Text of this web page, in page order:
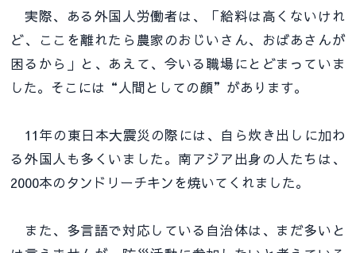
実際、ある外国人労働者は、「給料は高くないけれ
ど、ここを離れたら農家のおじいさん、おばあさんが
困るから」と、あえて、今いる職場にとどまっていま
した。そこには“人間としての顔”があります。
11年の東日本大震災の際には、自ら炊き出しに加わ
る外国人も多くいました。南アジア出身の人たちは、
2000本のタンドリーチキンを焼いてくれました。
また、多言語で対応している自治体は、まだ多いと